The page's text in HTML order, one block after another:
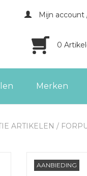
Mijn
0
Merken
ARTIKELEN /
AANBIEDING
vellen,